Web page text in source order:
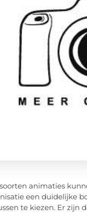
animaties
een duidelijke
te kiezen. Er zijn